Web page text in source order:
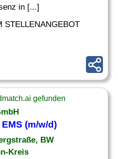
in [...]
STELLENANGEBOT
gefunden
EMS (m/w/d)
BW
Kreis